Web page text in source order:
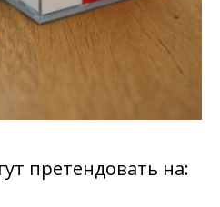
претендовать на: